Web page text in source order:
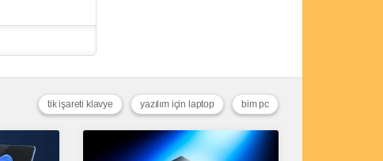
bim pc
yazılım için laptop
tik işareti klavye